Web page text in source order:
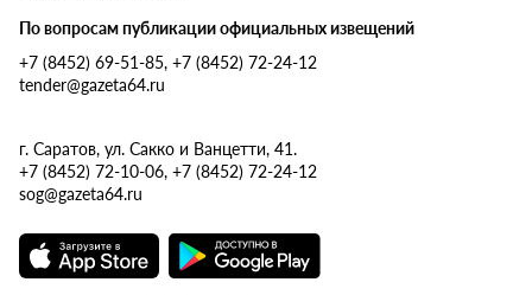
По вопросам публикации официальных извещений
+7 (8452) 69-51-85, +7 (8452) 72-24-12
tender@gazeta64.ru
г. Саратов, ул. Сакко и Ванцетти, 41.
+7 (8452) 72-10-06, +7 (8452) 72-24-12
sog@gazeta64.ru